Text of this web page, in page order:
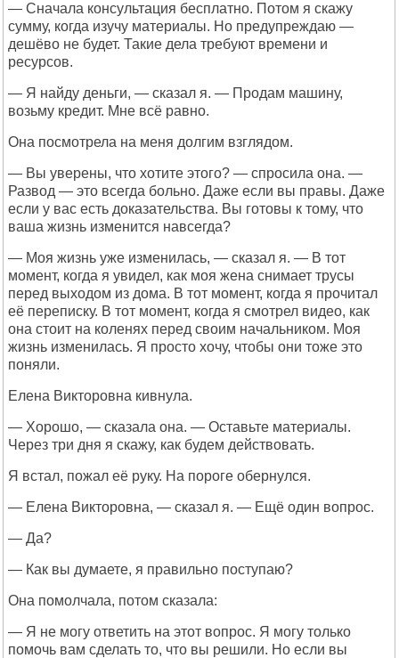
— Сначала консультация бесплатно. Потом я скажу
сумму, когда изучу материалы. Но предупреждаю —
дешёво не будет. Такие дела требуют времени и
ресурсов.
— Я найду деньги, — сказал я. — Продам машину,
возьму кредит. Мне всё равно.
Она посмотрела на меня долгим взглядом.
— Вы уверены, что хотите этого? — спросила она. —
Развод — это всегда больно. Даже если вы правы. Даже
если у вас есть доказательства. Вы готовы к тому, что
ваша жизнь изменится навсегда?
— Моя жизнь уже изменилась, — сказал я. — В тот
момент, когда я увидел, как моя жена снимает трусы
перед выходом из дома. В тот момент, когда я прочитал
её переписку. В тот момент, когда я смотрел видео, как
она стоит на коленях перед своим начальником. Моя
жизнь изменилась. Я просто хочу, чтобы они тоже это
поняли.
Елена Викторовна кивнула.
— Хорошо, — сказала она. — Оставьте материалы.
Через три дня я скажу, как будем действовать.
Я встал, пожал её руку. На пороге обернулся.
— Елена Викторовна, — сказал я. — Ещё один вопрос.
— Да?
— Как вы думаете, я правильно поступаю?
Она помолчала, потом сказала:
— Я не могу ответить на этот вопрос. Я могу только
помочь вам сделать то, что вы решили. Но если вы